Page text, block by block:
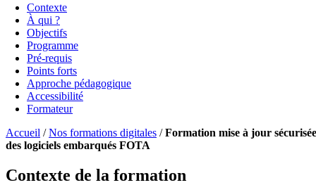
Contexte
À qui ?
Objectifs
Programme
Pré-requis
Points forts
Approche pédagogique
Accessibilité
Formateur
Accueil /Nos formations digitales /Formation mise à jour sécurisée
des logiciels embarqués FOTA
Contexte de la formation